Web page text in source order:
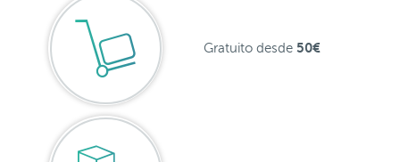
Gratuito desde 50€